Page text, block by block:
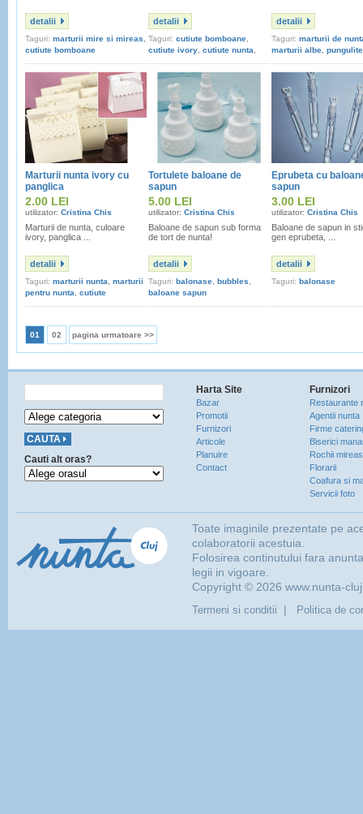
detalii
Taguri: marturii mire si mireas
cutiute bomboane
detalii
Taguri: cutiute bomboane
cutiute ivory cutiute nunta
detalii
Taguri: marturii de
marturii albe
Marturii nunta ivory cu
panglica
2.00 LEI
utilizator: Cristina Chis
Marturii de nunta, culoare
ivory, panglica ...
detalii
Taguri: marturii nunta
marturii
pentru nunta
cutiute
Tortulete baloane de
sapun
5.00 LEI
utilizator: Cristina Chis
Baloane de sapun sub forma
de tort de nunta!
detalii
Taguri: balonase bubbles
baloane sapun
Eprubeta cu
sapun
3.00 LEI
utilizator: Cristina Chis
Baloane de sapun in
gen eprubeta, ...
detalii
Taguri: balonase
01 02 pagina urmatoare >>
Cauti alt oras?
Harta Site
Bazar
Promotii
Furnizori
Articole
Planuire
Contact
Furnizori
Restaurante
Agentii nunta
Firme
Biserici
Rochii
Florarii
Coafura si
Servicii foto
Toate imaginile prezentate pe
colaboratorii acestuia.
Folosirea continutului fara
legii in vigoare.
Copyright © 2026 www.nunta-
Termeni si conditii | Politica de